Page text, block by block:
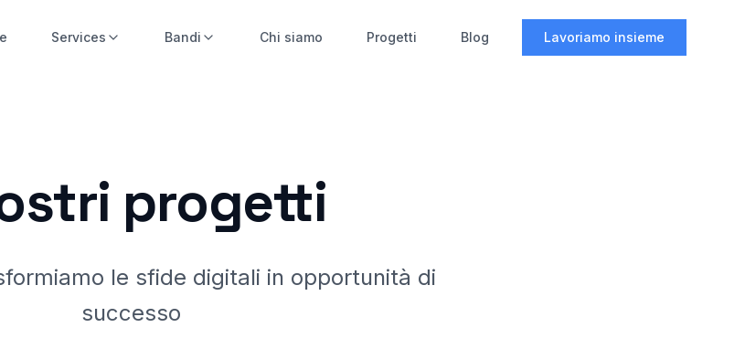
Services Bandi Chi siamo Progetti Blog Lavoriamo insieme
progetti
le sfide digitali in opportunità di
successo